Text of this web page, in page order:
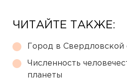
ЧИТАЙТЕ ТАКЖЕ:
Город в
Численность
планеты